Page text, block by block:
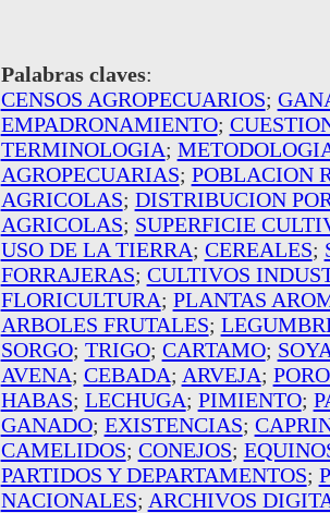
Palabras claves:
CENSOS AGROPECUARIOS;
EMPADRONAMIENTO;
TERMINOLOGIA;
AGROPECUARIAS; POBLACION
AGRICOLAS; DISTRIBUCION
AGRICOLAS; SUPERFICIE
USO DE LA TIERRA; CEREALES;
FORRAJERAS; CULTIVOS
FLORICULTURA; PLANTAS
ARBOLES FRUTALES;
SORGO; TRIGO; CARTAMO;
AVENA; CEBADA; ARVEJA;
HABAS; LECHUGA; PIMIENTO;
GANADO; EXISTENCIAS;
CAMELIDOS; CONEJOS;
PARTIDOS Y DEPARTAMENTOS;
NACIONALES; ARCHIVOS